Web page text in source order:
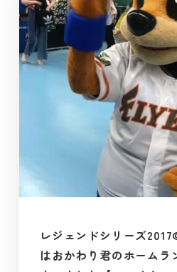
レジェンドシリーズ
はおかわり君のホームラ